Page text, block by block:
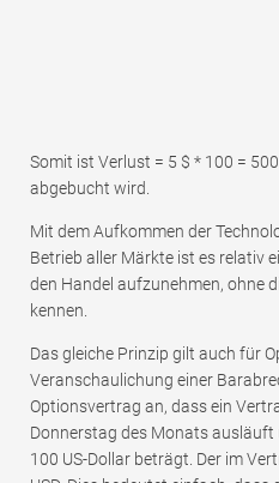
Somit ist Verlust = 5 $ * 100 =
abgebucht wird.
Mit dem Aufkommen der
Betrieb aller Märkte ist es relativ
den Handel aufzunehmen, ohne
kennen.
Das gleiche Prinzip gilt auch für
Veranschaulichung einer
Optionsvertrag an, dass ein
Donnerstag des Monats
100 US-Dollar beträgt. Der im